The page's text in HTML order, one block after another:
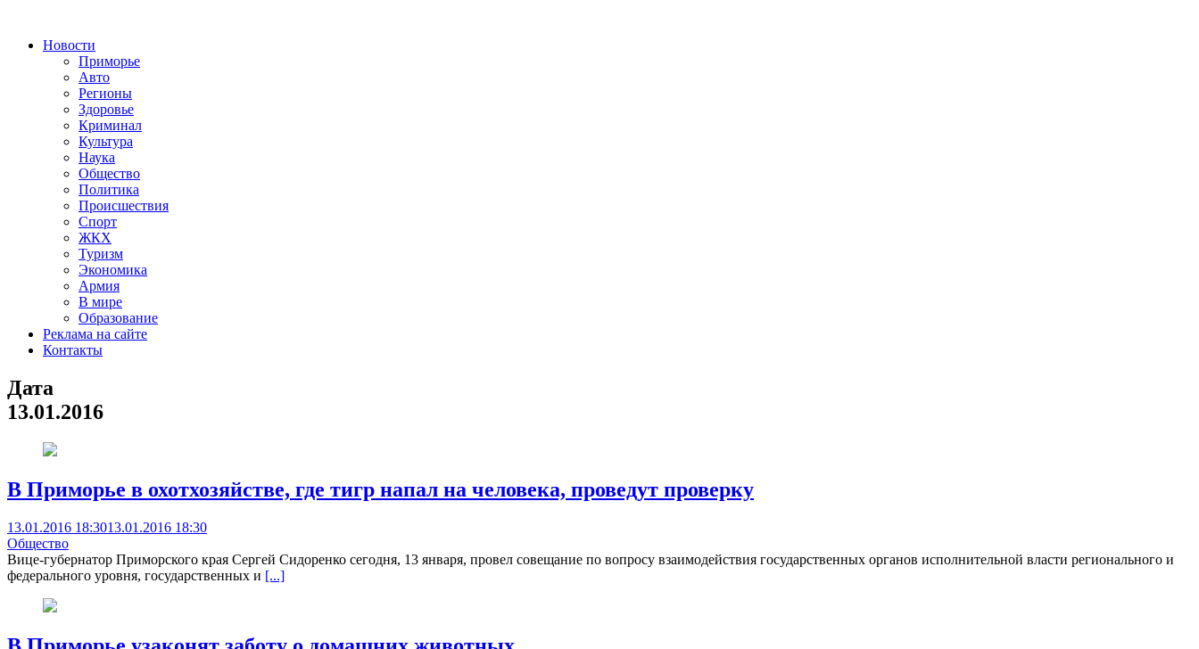
Новости
Приморье
Авто
Регионы
Здоровье
Криминал
Культура
Наука
Общество
Политика
Происшествия
Спорт
ЖКХ
Туризм
Экономика
Армия
В мире
Образование
Реклама на сайте
Контакты
Дата
13.01.2016
В Приморье в охотхозяйстве, где тигр напал на человека, проведут проверку
13.01.2016 18:3013.01.2016 18:30
Общество
Вице-губернатор Приморского края Сергей Сидоренко сегодня, 13 января, провел совещание по вопросу взаимодействия государственных органов исполнительной власти регионального и
федерального уровня, государственных и [...]